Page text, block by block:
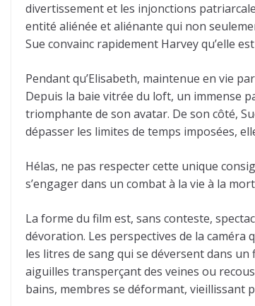
divertissement et les injonctions
entité aliénée et aliénante qui non
Sue convainc rapidement Harvey qu’elle
Pendant qu’Elisabeth, maintenue en vie
Depuis la baie vitrée du loft, un immense
triomphante de son avatar. De son côté,
dépasser les limites de temps imposées,
Hélas, ne pas respecter cette unique
s’engager dans un combat à la vie à la
La forme du film est, sans conteste,
dévoration. Les perspectives de la
les litres de sang qui se déversent dans
aiguilles transperçant des veines ou
bains, membres se déformant, vieillissant